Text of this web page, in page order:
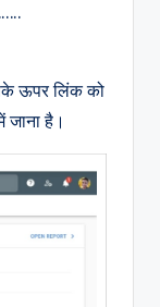
ऊपर लिंक को
जाना है।